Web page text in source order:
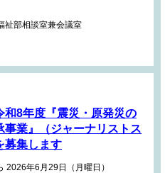
部相談室兼会議室
和8年度『震災・原発災の
業』（ジャーナリストス
募集します
2026年6月29日（月曜日）